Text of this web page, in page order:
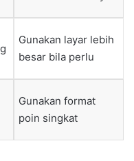
Gunakan layar lebih
besar bila perlu
Gunakan format
poin singkat